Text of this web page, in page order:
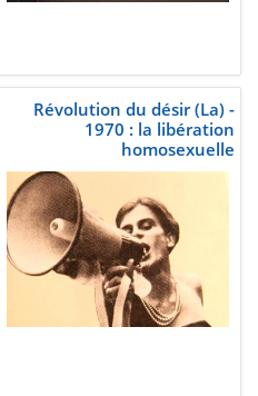
Révolution du désir (La) -
1970 : la libération
homosexuelle